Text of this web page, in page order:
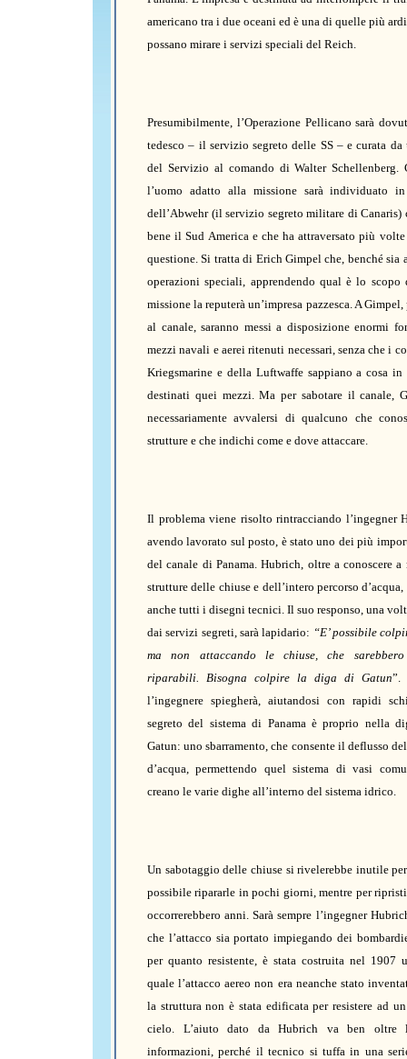
americano tra i due oceani ed è una di quelle più
possano mirare i servizi speciali del Reich.
Presumibilmente, l’Operazione Pellicano sarà
tedesco – il servizio segreto delle SS – e curata da
del Servizio al comando di Walter Schellenberg.
l’uomo adatto alla missione sarà individuato
dell’Abwehr (il servizio segreto militare di Canaris)
bene il Sud America e che ha attraversato più
questione. Si tratta di Erich Gimpel che, benché sia
operazioni speciali, apprendendo qual è lo scopo
missione la reputerà un’impresa pazzesca. A Gimpel,
al canale, saranno messi a disposizione enormi
mezzi navali e aerei ritenuti necessari, senza che i
Kriegsmarine e della Luftwaffe sappiano a cosa in
destinati quei mezzi. Ma per sabotare il canale,
necessariamente avvalersi di qualcuno che
strutture e che indichi come e dove attaccare.
Il problema viene risolto rintracciando l’ingegner
avendo lavorato sul posto, è stato uno dei più
del canale di Panama. Hubrich, oltre a conoscere a
strutture delle chiuse e dell’intero percorso d’acqua,
anche tutti i disegni tecnici. Il suo responso, una
dai servizi segreti, sarà lapidario: “E’ possibile
ma non attaccando le chiuse, che sarebbero
riparabili. Bisogna colpire la diga di Gatun”.
l’ingegnere spiegherà, aiutandosi con rapidi
segreto del sistema di Panama è proprio nella
Gatun: uno sbarramento, che consente il deflusso
d’acqua, permettendo quel sistema di vasi
creano le varie dighe all’interno del sistema idrico.
Un sabotaggio delle chiuse si rivelerebbe inutile
possibile ripararle in pochi giorni, mentre per
occorrerebbero anni. Sarà sempre l’ingegner
che l’attacco sia portato impiegando dei
per quanto resistente, è stata costruita nel 1907
quale l’attacco aereo non era neanche stato
la struttura non è stata edificata per resistere ad
cielo. L’aiuto dato da Hubrich va ben oltre
informazioni, perché il tecnico si tuffa in una